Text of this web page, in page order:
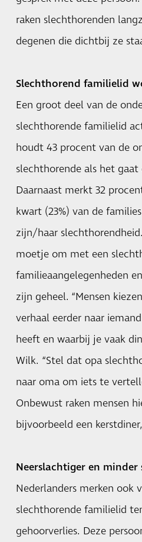
raken slechthorenden
degenen die dichtbij ze
Slechthorend familielid
Een groot deel van de
slechthorende familielid
houdt 43 procent van de
slechthorende als het
Daarnaast merkt 32
kwart (23%) van de
zijn/haar
moetje om met een
familieaangelegenheden
zijn geheel. “Mensen
verhaal eerder naar
heeft en waarbij je vaak
Wilk. “Stel dat opa
naar oma om iets te
Onbewust raken mensen
bijvoorbeeld een
Neerslachtiger en
Nederlanders merken ook
slechthorende familielid
gehoorverlies. Deze